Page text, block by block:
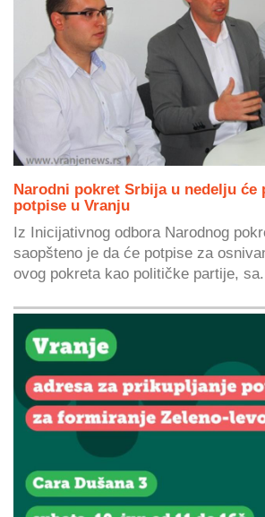
Narodni pokret Srbija u nedelju će
potpise u Vranju
Iz Inicijativnog odbora Narodnog
saopšteno je da će potpise za
ovog pokreta kao političke partije,